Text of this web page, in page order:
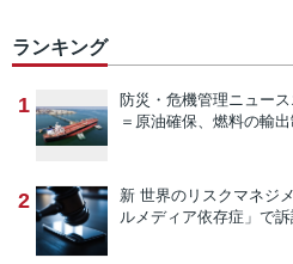
ランキング
1 防災・危機管理ニュース
＝原油確保、燃料の輸
2 新 世界のリスクマネジ
ルメディア依存症」で